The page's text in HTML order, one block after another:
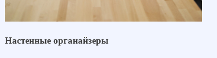
Настенные органайзеры